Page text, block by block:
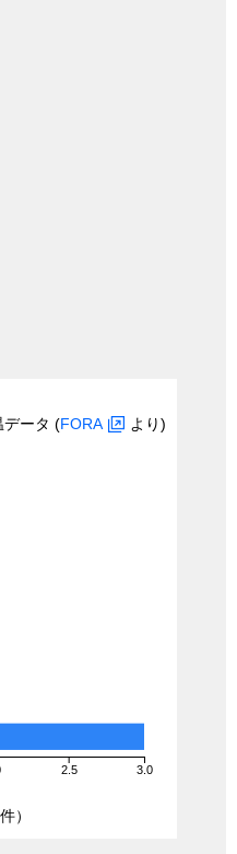
データ (FORA より)
2.5 3.0
件）